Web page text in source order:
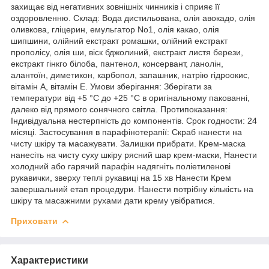
захищає від негативних зовнішніх чинників і сприяє її
оздоровленню. Склад: Вода дистильована, олія авокадо, олія
оливкова, гліцерин, емульгатор No1, олія какао, олія
шипшини, олійний екстракт ромашки, олійний екстракт
прополісу, олія ши, віск бджолиний, екстракт листя берези,
екстракт гінкго білоба, пантенол, консервант, ланолін,
алантоїн, диметикон, карбопол, запашник, натрію гідроокис,
вітамін А, вітамін Е. Умови зберігання: Зберігати за
температури від +5 °C до +25 °C в оригінальному пакованні,
далеко від прямого сонячного світла. Протипоказання:
Індивідуальна нестерпність до компонентів. Срок годности: 24
місяці. Застосування в парафінотерапії: Скраб нанести на
чисту шкіру та масажувати. Залишки прибрати. Крем-маска
нанесіть на чисту суху шкіру рясний шар крем-маски, Нанести
холодний або гарячий парафін надягніть поліетиленові
рукавички, зверху теплі рукавиці на 15 хв Нанести Крем
завершальний етап процедури. Нанести потрібну кількість на
шкіру та масажними рухами дати крему увібратися.
Приховати
Характеристики